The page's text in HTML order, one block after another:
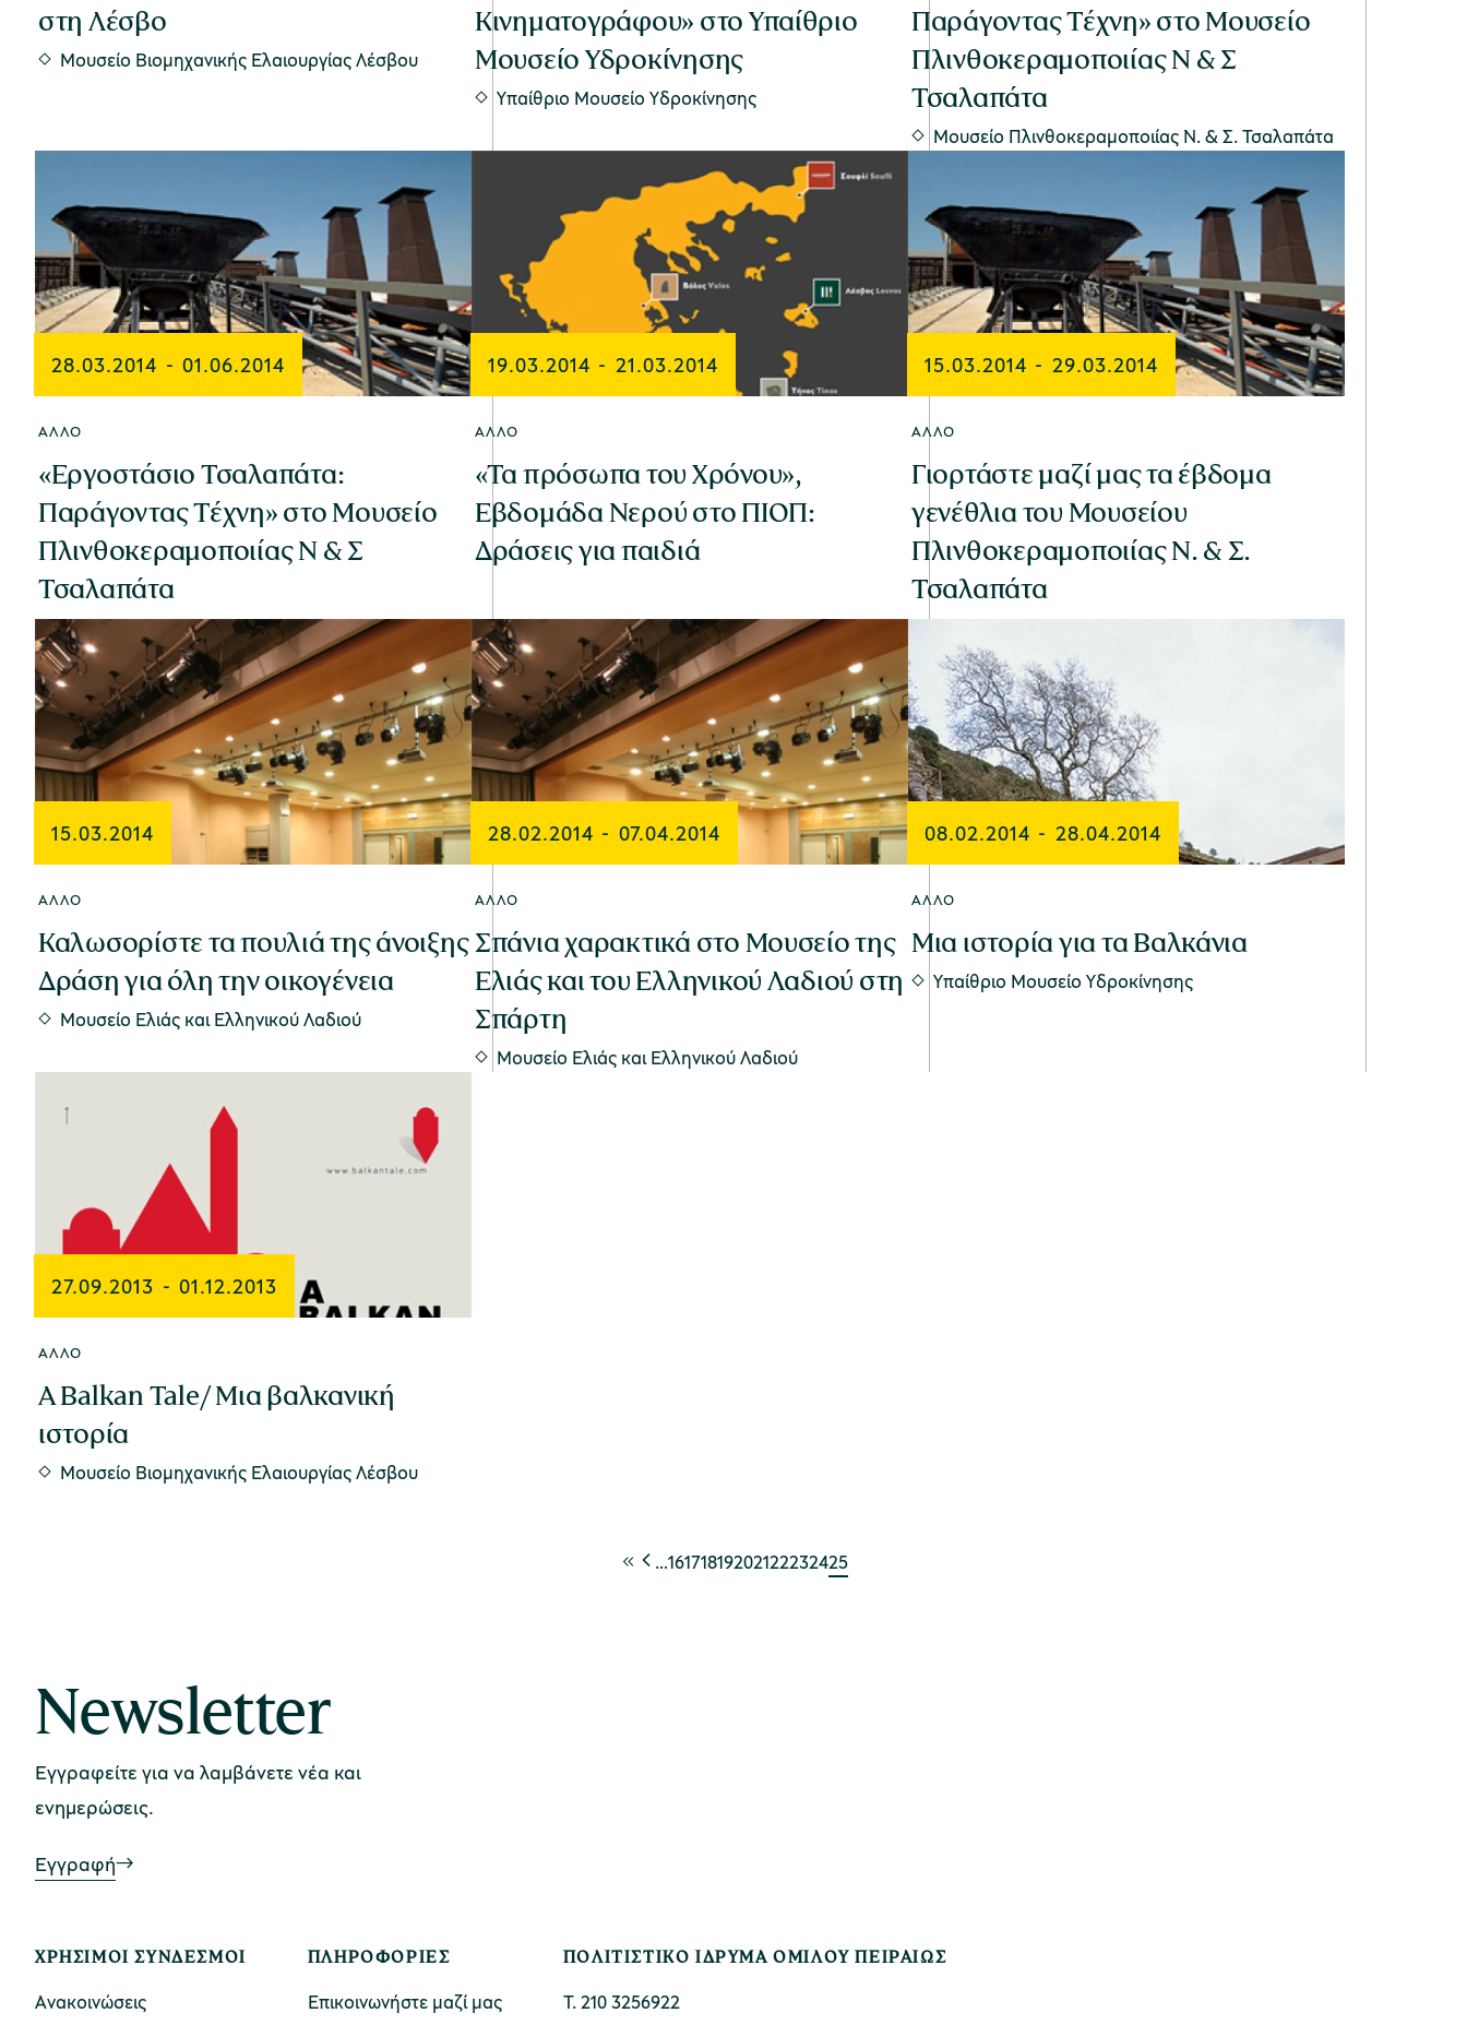
στη Λέσβο
Μουσείο Βιομηχανικής Ελαιουργίας Λέσβου
Κινηματογράφου» στο Υπαίθριο
Μουσείο Υδροκίνησης
Υπαίθριο Μουσείο Υδροκίνησης
Παράγοντας Τέχνη» στο Μουσείο
Πλινθοκεραμοποιίας Ν & Σ
Τσαλαπάτα
Μουσείο Πλινθοκεραμοποιίας N. & Σ. Τσαλαπάτα
28.03.2014 - 01.06.2014
ΆΛΛΟ
«Εργοστάσιο Τσαλαπάτα:
Παράγοντας Τέχνη» στο Μουσείο
Πλινθοκεραμοποιίας Ν & Σ
Τσαλαπάτα
19.03.2014 - 21.03.2014
ΆΛΛΟ
«Τα πρόσωπα του Χρόνου»,
Εβδομάδα Νερού στο ΠΙΟΠ:
Δράσεις για παιδιά
15.03.2014 - 29.03.2014
ΆΛΛΟ
Γιορτάστε μαζί μας τα έβδομα
γενέθλια του Μουσείου
Πλινθοκεραμοποιίας Ν. & Σ.
Τσαλαπάτα
15.03.2014
ΆΛΛΟ
Καλωσορίστε τα πουλιά της άνοιξης
Δράση για όλη την οικογένεια
Μουσείο Ελιάς και Ελληνικού Λαδιού
28.02.2014 - 07.04.2014
ΆΛΛΟ
Σπάνια χαρακτικά στο Μουσείο της
Ελιάς και του Ελληνικού Λαδιού στη
Σπάρτη
Μουσείο Ελιάς και Ελληνικού Λαδιού
08.02.2014 - 28.04.2014
ΆΛΛΟ
Μια ιστορία για τα Βαλκάνια
Υπαίθριο Μουσείο Υδροκίνησης
27.09.2013 - 01.12.2013
ΆΛΛΟ
A Balkan Tale/ Μια βαλκανική
ιστορία
Μουσείο Βιομηχανικής Ελαιουργίας Λέσβου
…16171819202122232425
Newsletter
Εγγραφείτε για να λαμβάνετε νέα και
ενημερώσεις.
Εγγραφή
ΧΡΉΣΙΜΟΙ ΣΎΝΔΕΣΜΟΙ
Ανακοινώσεις
ΠΛΗΡΟΦΟΡΊΕΣ
Επικοινωνήστε μαζί μας
ΠΟΛΙΤΙΣΤΙΚΟ ΙΔΡΥΜΑ ΟΜΙΛΟΥ ΠΕΙΡΑΙΩΣ
Τ. 210 3256922